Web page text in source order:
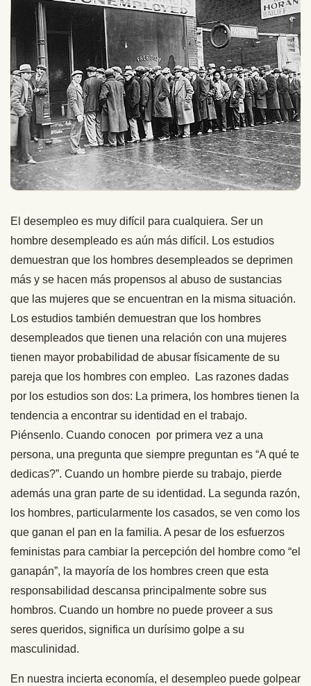
El desempleo es muy difícil para cualquiera. Ser un
hombre desempleado es aún más difícil. Los estudios
demuestran que los hombres desempleados se deprimen
más y se hacen más propensos al abuso de sustancias
que las mujeres que se encuentran en la misma situación.
Los estudios también demuestran que los hombres
desempleados que tienen una relación con una mujeres
tienen mayor probabilidad de abusar físicamente de su
pareja que los hombres con empleo. Las razones dadas
por los estudios son dos: La primera, los hombres tienen la
tendencia a encontrar su identidad en el trabajo.
Piénsenlo. Cuando conocen por primera vez a una
persona, una pregunta que siempre preguntan es “A qué te
dedicas?”. Cuando un hombre pierde su trabajo, pierde
además una gran parte de su identidad. La segunda razón,
los hombres, particularmente los casados, se ven como los
que ganan el pan en la familia. A pesar de los esfuerzos
feministas para cambiar la percepción del hombre como “el
ganapán”, la mayoría de los hombres creen que esta
responsabilidad descansa principalmente sobre sus
hombros. Cuando un hombre no puede proveer a sus
seres queridos, significa un durísimo golpe a su
masculinidad.
En nuestra incierta economía, el desempleo puede golpear